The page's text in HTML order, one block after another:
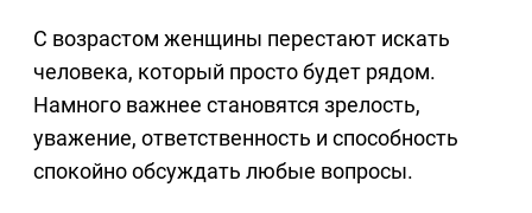
С возрастом женщины перестают искать
человека, который просто будет рядом.
Намного важнее становятся зрелость,
уважение, ответственность и способность
спокойно обсуждать любые вопросы.